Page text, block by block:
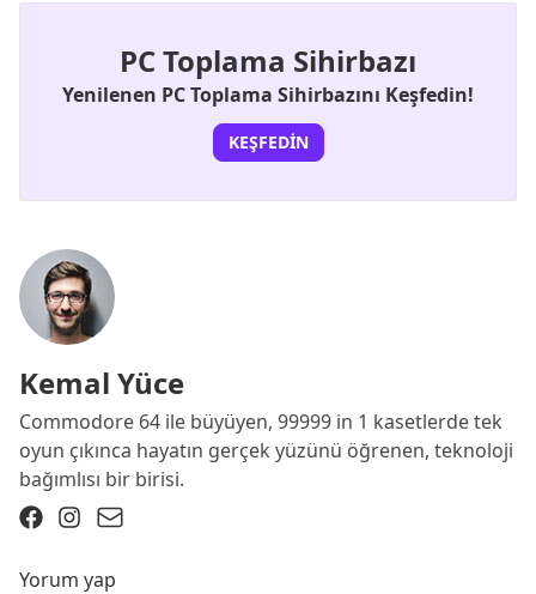
PC Toplama Sihirbazı
Yenilenen PC Toplama Sihirbazını Keşfedin!
KEŞFEDIN
Kemal Yüce
Commodore 64 ile büyüyen, 99999 in 1 kasetlerde tek
oyun çıkınca hayatın gerçek yüzünü öğrenen, teknoloji
bağımlısı bir birisi.
Yorum yap